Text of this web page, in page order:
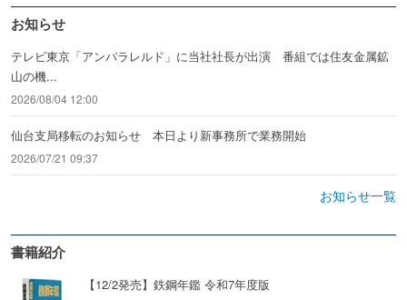
お知らせ
テレビ東京「アンパラレルド」に当社社長が出演 番組では住友金属鉱
山の機...
2026/08/04 12:00
仙台支局移転のお知らせ 本日より新事務所で業務開始
2026/07/21 09:37
お知らせ一覧
書籍紹介
【12/2発売】鉄鋼年鑑 令和7年度版